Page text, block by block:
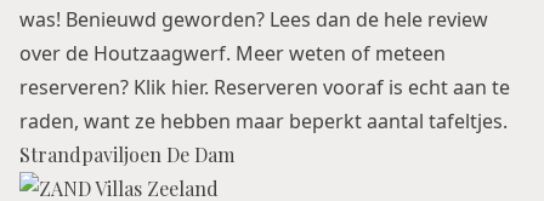
was! Benieuwd geworden? Lees dan de hele review
over de Houtzaagwerf. Meer weten of meteen
reserveren? Klik hier. Reserveren vooraf is echt aan te
raden, want ze hebben maar beperkt aantal tafeltjes.
Strandpaviljoen De Dam